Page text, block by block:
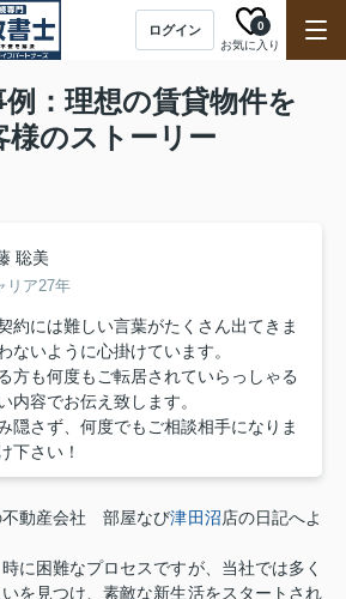
ログイン
お気に入り
0
：理想の賃貸物件を
様のストーリー
聡美
リア27年
約には難しい言葉がたくさん出てきま
ないように心掛けています。
方も何度もご転居されていらっしゃる
内容でお伝え致します。
隠さず、何度でもご相談相手になりま
下さい！
不動産会社 部屋なび津田沼店の日記へよ
に困難なプロセスですが、当社では多く
を見つけ、素敵な新生活をスタートされ